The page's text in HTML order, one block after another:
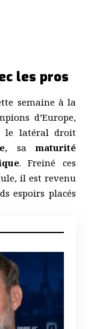
les pros
semaine à la
d’Europe,
le latéral droit
, samaturité
. Freiné ces
il est revenu
espoirs placés